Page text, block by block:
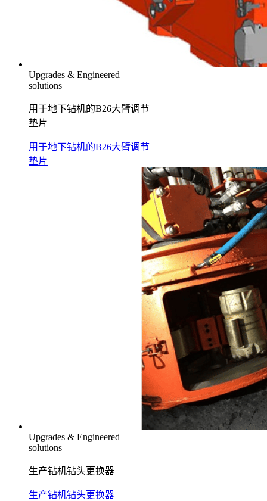
Upgrades & Engineered
solutions
用于地下钻机的B26大臂调节
垫片
用于地下钻机的B26大臂调节
垫片
Upgrades & Engineered
solutions
生产钻机钻头更换器
生产钻机钻头更换器